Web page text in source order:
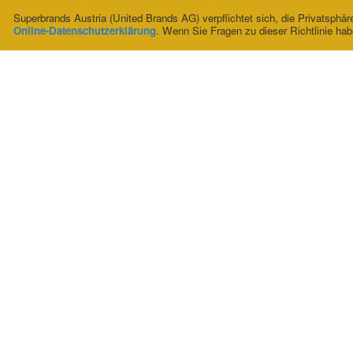
Superbrands Austria (United Brands AG) verpflichtet sich, die
Online-Datenschutzerklärung. Wenn Sie Fragen zu dieser Richtlinie